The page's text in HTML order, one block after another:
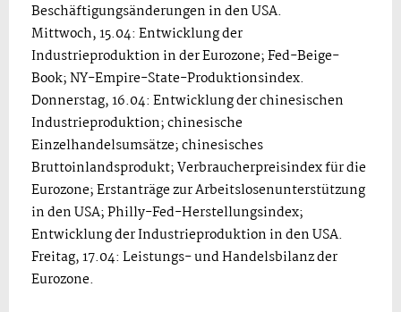
Beschäftigungsänderungen in den USA.
Mittwoch, 15.04: Entwicklung der
Industrieproduktion in der Eurozone; Fed-Beige-
Book; NY-Empire-State-Produktionsindex.
Donnerstag, 16.04: Entwicklung der chinesischen
Industrieproduktion; chinesische
Einzelhandelsumsätze; chinesisches
Bruttoinlandsprodukt; Verbraucherpreisindex für die
Eurozone; Erstanträge zur Arbeitslosenunterstützung
in den USA; Philly-Fed-Herstellungsindex;
Entwicklung der Industrieproduktion in den USA.
Freitag, 17.04: Leistungs- und Handelsbilanz der
Eurozone.